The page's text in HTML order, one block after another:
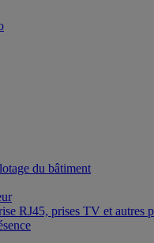
du bâtiment
RJ45, prises TV et autres